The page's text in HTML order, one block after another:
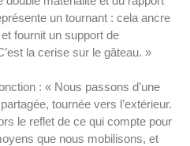
un tournant : cela ancre
fournit un support de
la cerise sur le gâteau. »
: « Nous passons d’une
tournée vers l’extérieur.
le reflet de ce qui compte pour
que nous mobilisons, et